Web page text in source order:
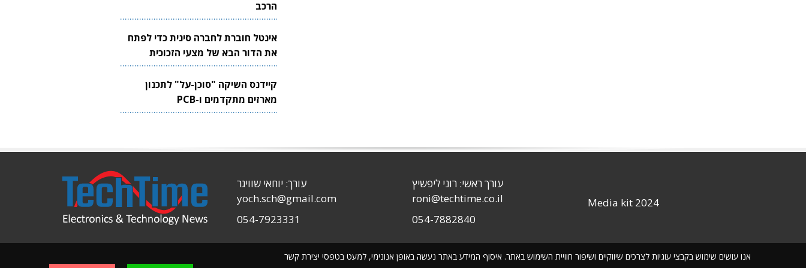
הרכב
אינטל חוברת לחברה סינית כדי לפתח
את הדור הבא של מצעי הזכוכית
לשבבים
קיידנס השיקה "סוכן-על" לתכנון
מארזים מתקדמים ו-PCB
אנו עושים שימוש בקבצי עוגיות לצרכים שיווקיים ושיפור חוויית השימוש באתר. איסוף המידע באתר נעשה באופן אנונימי, למעט בטפסי יצירת קשר
Media kit 2024
עורך ראשי: רוני ליפשיץ
roni@techtime.co.il
054-7882840
עורך: יוחאי שוויגר
yoch.sch@gmail.com
054-7923331